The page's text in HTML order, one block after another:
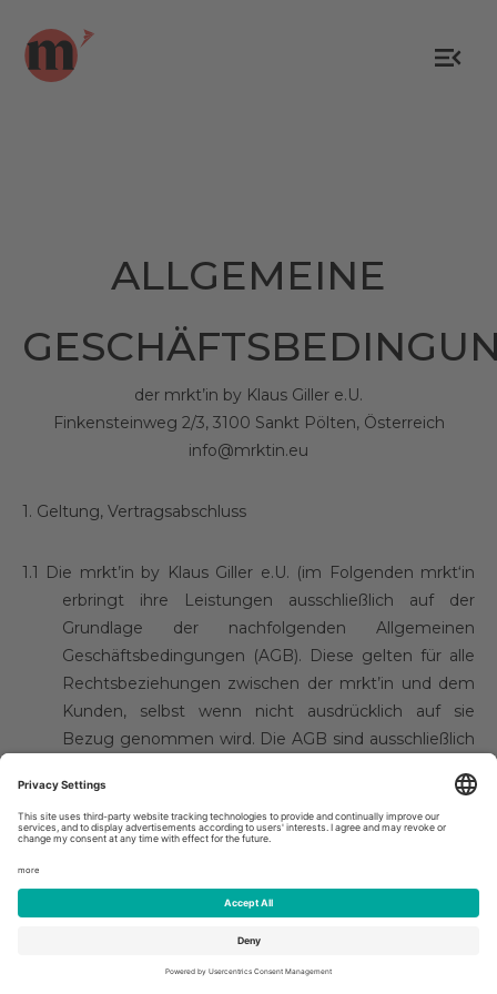
ALLGEMEINE
der mrkt’in by Klaus Giller e.U.
Finkensteinweg 2/3, 3100 Sankt Pölten, Österreich
info@mrktin.eu
1. Geltung, Vertragsabschluss
1.1 Die mrkt’in by Klaus Giller e.U. (im Folgenden mrkt‘in
erbringt ihre Leistungen ausschließlich auf der
Grundlage der nachfolgenden Allgemeinen
Geschäftsbedingungen (AGB). Diese gelten für alle
Rechtsbeziehungen zwischen der mrkt’in und dem
Kunden, selbst wenn nicht ausdrücklich auf sie
Bezug genommen wird. Die AGB sind ausschließlich
sohin B2B.
1.2
Maßgeblich ist jeweils die zum Zeitpunkt des
von diesen sowie sonstige ergänzende
Vereinbarungen mit dem Kunden sind nur wirksam,
wenn sie von der mrkt’in schriftlich bestätigt werden.
Allfällige Geschäftsbedingungen des Kunden werden,